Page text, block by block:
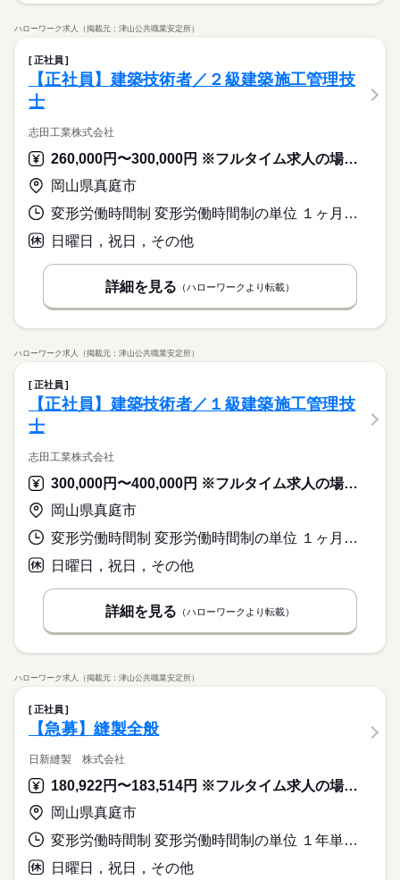
ハローワーク求人（掲載元：津山公共職業安定所）
正社員
【正社員】建築技術者／２級建築施工管理技
士
志田工業株式会社
260,000円〜300,000円 ※フルタイム求人の場合は月額（換算額）、パート求人の場合は時間額を表示しています。
岡山県真庭市
変形労働時間制 変形労働時間制の単位 １ヶ月単位 就業時間１ 8時00分〜17時00分 就業時間に関する特記事項 ■休憩は原則下記の通りです。
日曜日，祝日，その他
詳細を見る （ハローワークより転載）
ハローワーク求人（掲載元：津山公共職業安定所）
正社員
【正社員】建築技術者／１級建築施工管理技
士
志田工業株式会社
300,000円〜400,000円 ※フルタイム求人の場合は月額（換算額）、パート求人の場合は時間額を表示しています。
岡山県真庭市
変形労働時間制 変形労働時間制の単位 １ヶ月単位 就業時間１ 8時00分〜17時00分 就業時間に関する特記事項 ■休憩は原則下記の通りです。
日曜日，祝日，その他
詳細を見る （ハローワークより転載）
ハローワーク求人（掲載元：津山公共職業安定所）
正社員
【急募】縫製全般
日新縫製 株式会社
180,922円〜183,514円 ※フルタイム求人の場合は月額（換算額）、パート求人の場合は時間額を表示しています。
岡山県真庭市
変形労働時間制 変形労働時間制の単位 １年単位 就業時間１ 8時00分〜17時00分
日曜日，祝日，その他